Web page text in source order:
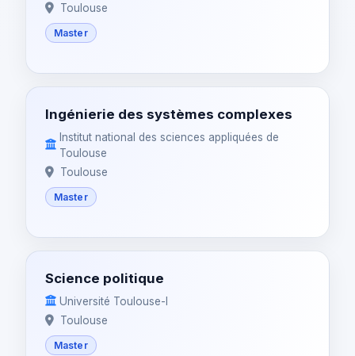
Toulouse
Master
Ingénierie des systèmes complexes
Institut national des sciences appliquées de
Toulouse
Toulouse
Master
Science politique
Université Toulouse-I
Toulouse
Master